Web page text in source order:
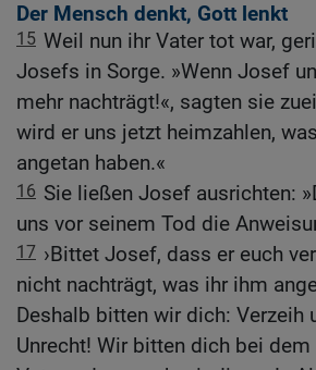
Der Mensch denkt, Gott lenkt
15 Weil nun ihr Vater tot war,
Josefs in Sorge. »Wenn Josef
mehr nachträgt!«, sagten sie
wird er uns jetzt heimzahlen,
angetan haben.«
16 Sie ließen Josef ausrichten:
uns vor seinem Tod die
17 ›Bittet Josef, dass er euch
nicht nachträgt, was ihr ihm
Deshalb bitten wir dich: Verzeih
Unrecht! Wir bitten dich bei